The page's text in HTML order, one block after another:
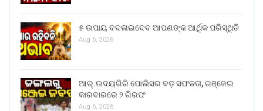
୫ ଉପାୟ ବଦଳାଇଦେବ ଆପଣଙ୍କ ଆର୍ଥିକ ପରିସ୍ଥିତି
Aug 6, 2026
ଆର୍.ଉଦୟଗିରି ପୋଲିସର ବଡ଼ ସଫଳତା, ଗଞ୍ଜେଇ
କାରବାରରେ ୨ ଗିରଫ
Aug 6, 2026